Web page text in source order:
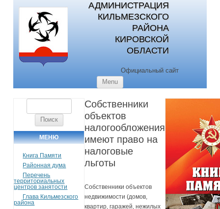
АДМИНИСТРАЦИЯ
КИЛЬМЕЗСКОГО
РАЙОНА
КИРОВСКОЙ
ОБЛАСТИ
Официальный сайт
Menu
МЕНЮ
Книга Памяти
Районная дума
Перечень
территориальных
центров занятости
Глава Кильмезского
района
Собственники
объектов
налогообложения
имеют право на
налоговые
льготы
Собственники объектов
недвижимости (домов,
квартир, гаражей, нежилых